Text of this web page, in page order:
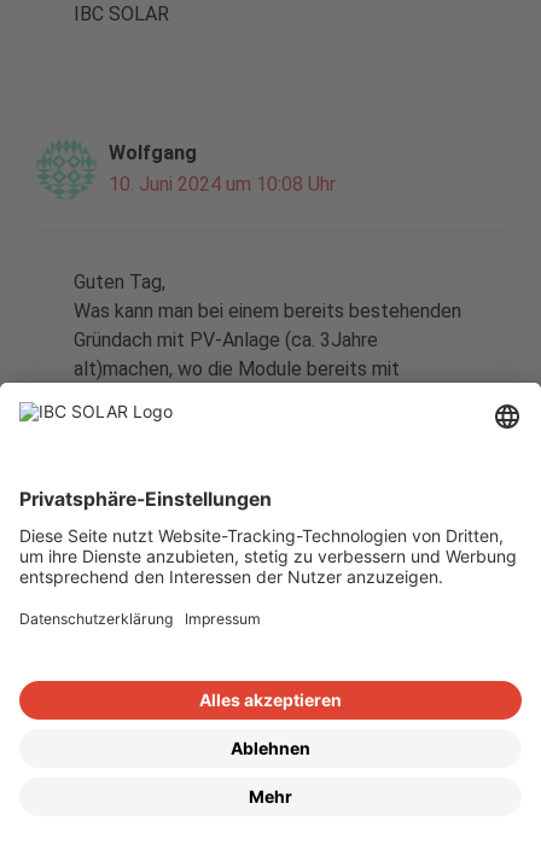
IBC SOLAR
Wolfgang
10. Juni 2024 um 10:08 Uhr
Guten Tag,
Was kann man bei einem bereits bestehenden
Gründach mit PV-Anlage (ca. 3Jahre
alt)machen, wo die Module bereits mit
(wirklich starkem Fremdbewuchs
Haben Sie diesbezüglich Tipps.
Markus Köngeter
8. Juli 2024 um 17:03 Uhr